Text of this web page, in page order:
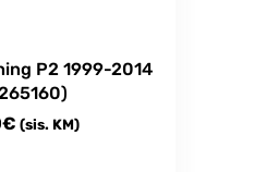
P2 1999-2014
€ (sis. KM)